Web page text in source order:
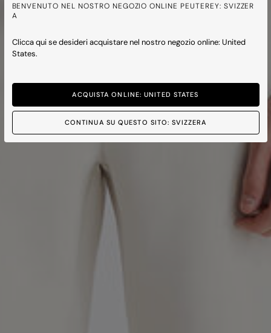
BENVENUTO NEL NOSTRO NEGOZIO ONLINE PEUTEREY: SVIZZER
A
Clicca qui se desideri acquistare nel nostro negozio online: United
States.
ACQUISTA ONLINE: UNITED STATES
CONTINUA SU QUESTO SITO: SVIZZERA